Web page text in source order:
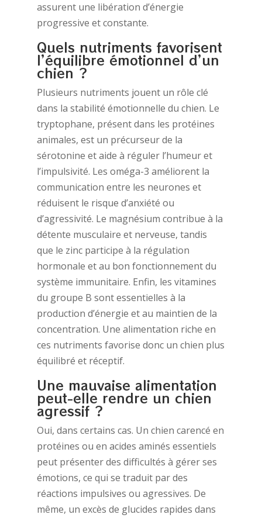
assurent une libération d’énergie
progressive et constante.
Quels nutriments favorisent
l’équilibre émotionnel d’un
chien ?
Plusieurs nutriments jouent un rôle clé
dans la stabilité émotionnelle du chien. Le
tryptophane, présent dans les protéines
animales, est un précurseur de la
sérotonine et aide à réguler l’humeur et
l’impulsivité. Les oméga-3 améliorent la
communication entre les neurones et
réduisent le risque d’anxiété ou
d’agressivité. Le magnésium contribue à la
détente musculaire et nerveuse, tandis
que le zinc participe à la régulation
hormonale et au bon fonctionnement du
système immunitaire. Enfin, les vitamines
du groupe B sont essentielles à la
production d’énergie et au maintien de la
concentration. Une alimentation riche en
ces nutriments favorise donc un chien plus
équilibré et réceptif.
Une mauvaise alimentation
peut-elle rendre un chien
agressif ?
Oui, dans certains cas. Un chien carencé en
protéines ou en acides aminés essentiels
peut présenter des difficultés à gérer ses
émotions, ce qui se traduit par des
réactions impulsives ou agressives. De
même, un excès de glucides rapides dans